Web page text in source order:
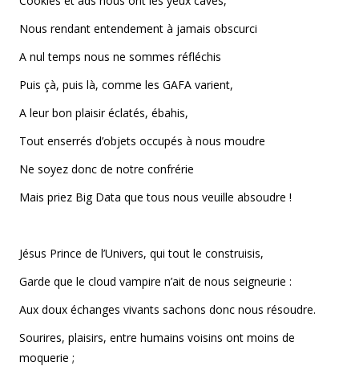
Nous rendant entendement à jamais obscurci
A nul temps nous ne sommes réfléchis
Puis çà, puis là, comme les GAFA varient,
A leur bon plaisir éclatés, ébahis,
Tout enserrés d’objets occupés à nous moudre
Ne soyez donc de notre confrérie
Mais priez Big Data que tous nous veuille absoudre !
Jésus Prince de l’Univers, qui tout le construisis,
Garde que le cloud vampire n’ait de nous seigneurie :
Aux doux échanges vivants sachons donc nous résoudre.
Sourires, plaisirs, entre humains voisins ont moins de
moquerie ;